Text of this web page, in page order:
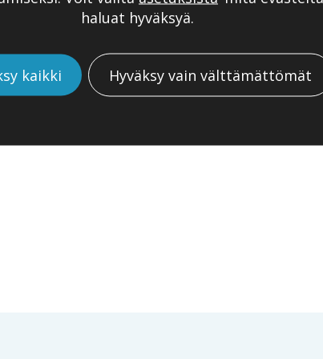
haluat hyväksyä.
kaikki Hyväksy vain välttämättömät